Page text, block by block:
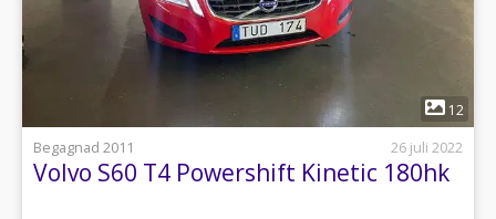
12
Begagnad 2011
26 juli 2022
Volvo S60 T4 Powershift Kinetic 180hk